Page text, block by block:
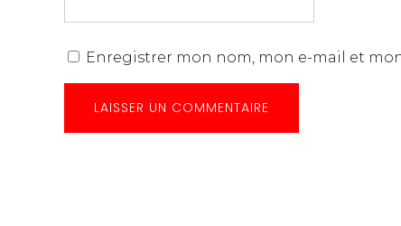
Enregistrer mon nom, mon e-mail et